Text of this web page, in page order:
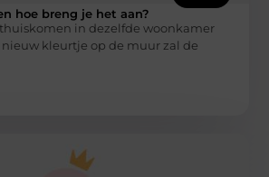
hoe breng je het aan?
in dezelfde woonkamer
nieuw kleurtje op de muur zal de